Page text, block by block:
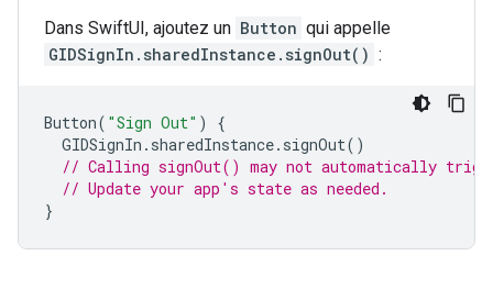
Dans SwiftUI, ajoutez un Button qui appelle
GIDSignIn.sharedInstance.signOut() :
Button( "Sign Out" )
{
GIDSignIn . sharedInstance. signOut()
// Calling signOut() may not automatically
// Update your app's state as needed.
}